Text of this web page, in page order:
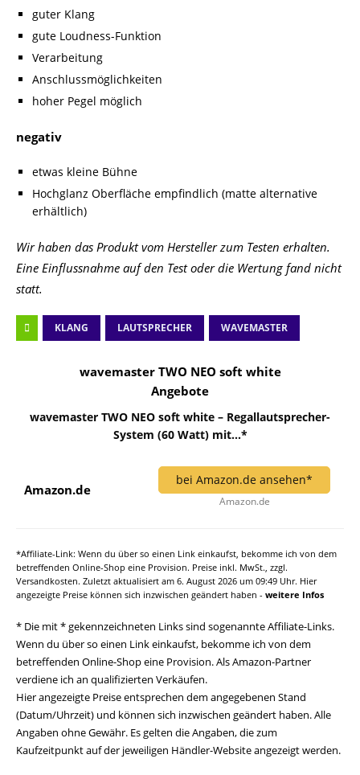
guter Klang
gute Loudness-Funktion
Verarbeitung
Anschlussmöglichkeiten
hoher Pegel möglich
negativ
etwas kleine Bühne
Hochglanz Oberfläche empfindlich (matte alternative
erhältlich)
Wir haben das Produkt vom Hersteller zum Testen erhalten.
Eine Einflussnahme auf den Test oder die Wertung fand nicht
statt.
KLANG LAUTSPRECHER WAVEMASTER
wavemaster TWO NEO soft white
Angebote
wavemaster TWO NEO soft white – Regallautsprecher-
System (60 Watt) mit...*
Amazon.de
bei Amazon.de ansehen*
Amazon.de
*Affiliate-Link: Wenn du über so einen Link einkaufst, bekomme ich von dem
betreffenden Online-Shop eine Provision. Preise inkl. MwSt., zzgl.
Versandkosten. Zuletzt aktualisiert am 6. August 2026 um 09:49 Uhr. Hier
angezeigte Preise können sich inzwischen geändert haben - weitere Infos
* Die mit * gekennzeichneten Links sind sogenannte Affiliate-Links.
Wenn du über so einen Link einkaufst, bekomme ich von dem
betreffenden Online-Shop eine Provision. Als Amazon-Partner
verdiene ich an qualifizierten Verkäufen.
Hier angezeigte Preise entsprechen dem angegebenen Stand
(Datum/Uhrzeit) und können sich inzwischen geändert haben. Alle
Angaben ohne Gewähr. Es gelten die Angaben, die zum
Kaufzeitpunkt auf der jeweiligen Händler-Website angezeigt werden.